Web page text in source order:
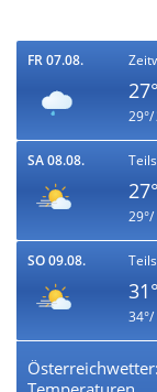
FR 07.08.
27°
29°/
SA 08.08.
27°
29°/
SO 09.08.
31°
34°/